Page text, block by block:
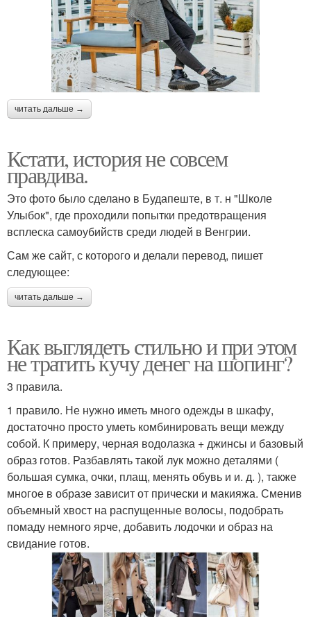
читать дальше →
Кстати, история не совсем
правдива.
Это фото было сделано в Будапеште, в т. н "Школе
Улыбок", где проходили попытки предотвращения
всплеска самоубийств среди людей в Венгрии.
Сам же сайт, с которого и делали перевод, пишет
следующее:
читать дальше →
Как выглядеть стильно и при этом
не тратить кучу денег на шопинг?
3 правила.
1 правило. Не нужно иметь много одежды в шкафу,
достаточно просто уметь комбинировать вещи между
собой. К примеру, черная водолазка + джинсы и базовый
образ готов. Разбавлять такой лук можно деталями (
большая сумка, очки, плащ, менять обувь и и. д. ), также
многое в образе зависит от прически и макияжа. Сменив
объемный хвост на распущенные волосы, подобрать
помаду немного ярче, добавить лодочки и образ на
свидание готов.